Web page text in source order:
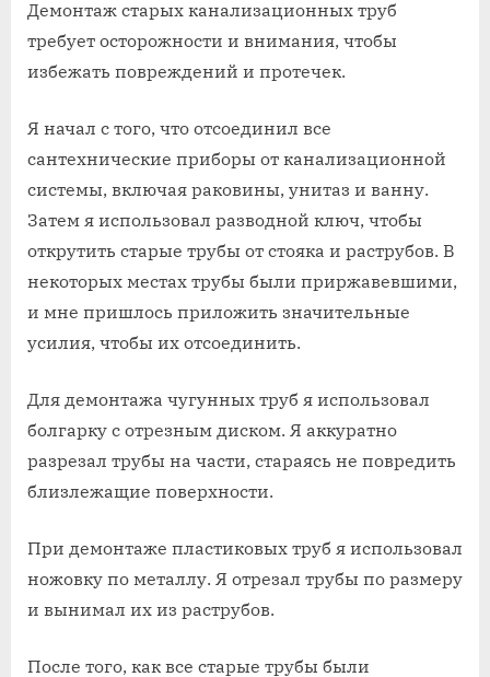
Демонтаж старых канализационных труб
требует осторожности и внимания‚ чтобы
избежать повреждений и протечек.
Я начал с того‚ что отсоединил все
сантехнические приборы от канализационной
системы‚ включая раковины‚ унитаз и ванну.
Затем я использовал разводной ключ‚ чтобы
открутить старые трубы от стояка и раструбов. В
некоторых местах трубы были приржавевшими‚
и мне пришлось приложить значительные
усилия‚ чтобы их отсоединить.
Для демонтажа чугунных труб я использовал
болгарку с отрезным диском. Я аккуратно
разрезал трубы на части‚ стараясь не повредить
близлежащие поверхности.
При демонтаже пластиковых труб я использовал
ножовку по металлу. Я отрезал трубы по размеру
и вынимал их из раструбов.
После того‚ как все старые трубы были